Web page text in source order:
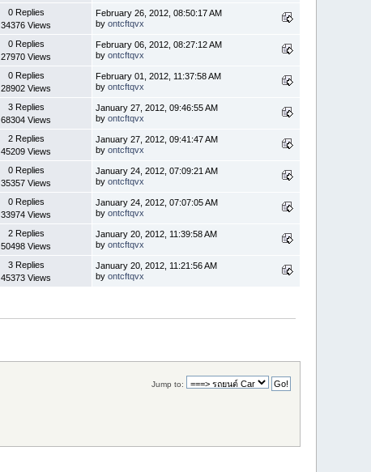
0 Replies
34376 Views
February 26, 2012, 08:50:17 AM
byontcftqvx
0 Replies
27970 Views
February 06, 2012, 08:27:12 AM
byontcftqvx
0 Replies
28902 Views
February 01, 2012, 11:37:58 AM
byontcftqvx
3 Replies
68304 Views
January 27, 2012, 09:46:55 AM
byontcftqvx
2 Replies
45209 Views
January 27, 2012, 09:41:47 AM
byontcftqvx
0 Replies
35357 Views
January 24, 2012, 07:09:21 AM
byontcftqvx
0 Replies
33974 Views
January 24, 2012, 07:07:05 AM
byontcftqvx
2 Replies
50498 Views
January 20, 2012, 11:39:58 AM
byontcftqvx
3 Replies
45373 Views
January 20, 2012, 11:21:56 AM
byontcftqvx
Jump to: